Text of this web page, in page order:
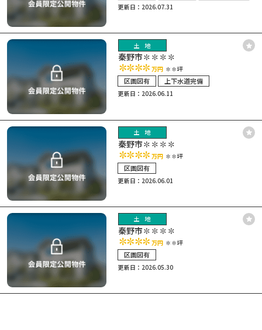
更新日：2026.07.31
土地
秦野市✽✽✽✽
✽✽✽✽ 万円 ✽✽坪
区画図有 上下水道完備
更新日：2026.06.11
土地
秦野市✽✽✽✽
✽✽✽✽ 万円 ✽✽坪
区画図有
更新日：2026.06.01
土地
秦野市✽✽✽✽
✽✽✽✽ 万円 ✽✽坪
区画図有
更新日：2026.05.30